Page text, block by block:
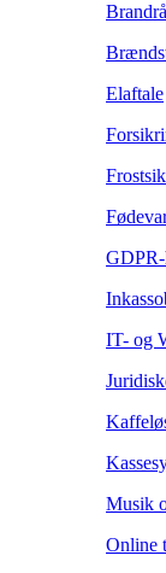
Elaftale
IT- og
Musik
Online